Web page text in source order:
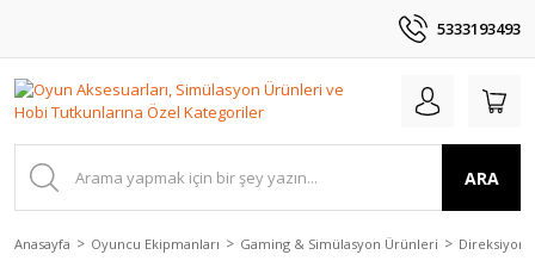
5333193493
ARA
Anasayfa Oyuncu Ekipmanları Gaming & Simülasyon Ürünleri Direksiyon